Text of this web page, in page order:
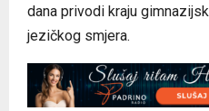
dana privodi kraju
jezičkog smjera.